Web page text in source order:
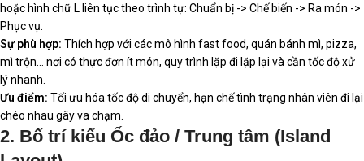
hoặc hình chữ L liên tục theo trình tự: Chuẩn bị -> Chế biến -> Ra món ->
Phục vụ.
Sự phù hợp: Thích hợp với các mô hình fast food, quán bánh mì, pizza,
mì trộn… nơi có thực đơn ít món, quy trình lặp đi lặp lại và cần tốc độ xử
lý nhanh.
Ưu điểm: Tối ưu hóa tốc độ di chuyển, hạn chế tình trạng nhân viên đi lại
chéo nhau gây va chạm.
2. Bố trí kiểu Ốc đảo / Trung tâm (Island